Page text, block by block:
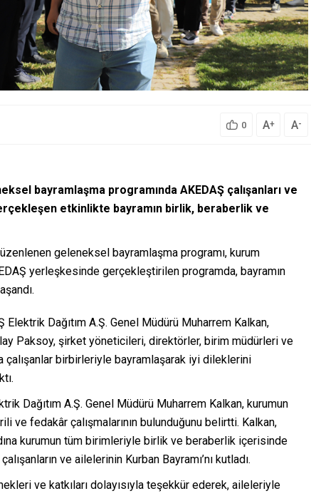
0 A+ A-
bayramlaşma programında AKEDAŞ çalışanları ve
etkinlikte bayramın birlik, beraberlik ve
geleneksel bayramlaşma programı, kurum
yerleşkesinde gerçekleştirilen programda, bayramın
Dağıtım A.Ş. Genel Müdürü Muharrem Kalkan,
Paksoy, şirket yöneticileri, direktörler, birim müdürleri ve
çalışanlar birbirleriyle bayramlaşarak iyi dileklerini
Dağıtım A.Ş. Genel Müdürü Muharrem Kalkan, kurumun
ve fedakâr çalışmalarının bulunduğunu belirtti. Kalkan,
kurumun tüm birimleriyle birlik ve beraberlik içerisinde
ve ailelerinin Kurban Bayramı’nı kutladı.
ve katkıları dolayısıyla teşekkür ederek, aileleriyle